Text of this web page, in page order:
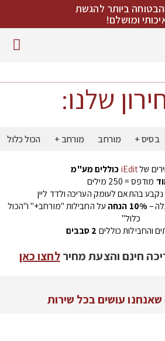
ביותר להגשת
ומושלם!
שלנו:
בסיס + מורחב מורחב + הכול כלול
שלiEdit כוללים מע"מ
מודפס = 250 מילים
בהתאם לעומק העריכה ולדד ליין
10% הנחה
על החבילות "מורחב+" ו"הכול
כלול"
והחבילות כוללים 2 סבבים
חינם והצעת מחירלחצו כאן
עושים בכל שירות